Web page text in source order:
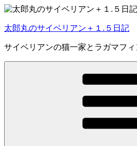
コ
テ
ツ
へ
太郎丸のサイベリアン＋１.５日記
サイベリアンの猫一家とラガマフ